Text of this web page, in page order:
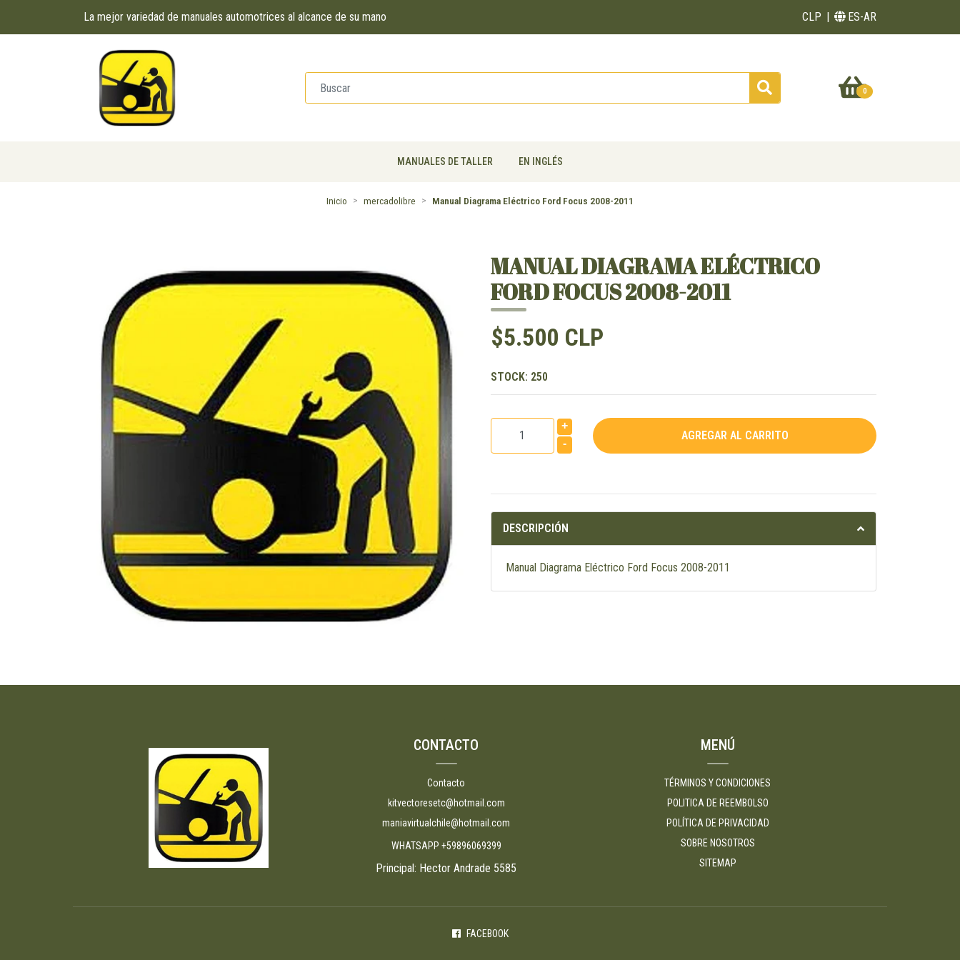
La mejor variedad de manuales automotrices al alcance de su mano CLP ES-AR
0
MANUALES DE TALLER EN INGLÉS
Inicio mercadolibre Manual Diagrama Eléctrico Ford Focus 2008-2011
MANUAL DIAGRAMA ELÉCTRICO
FORD FOCUS 2008-2011
$5.500 CLP
STOCK: 250
+
-
DESCRIPCIÓN
Manual Diagrama Eléctrico Ford Focus 2008-2011
CONTACTO
Contacto
kitvectoresetc@hotmail.com
maniavirtualchile@hotmail.com
WHATSAPP +59896069399
Principal: Hector Andrade 5585
MENÚ
TÉRMINOS Y CONDICIONES
POLITICA DE REEMBOLSO
POLÍTICA DE PRIVACIDAD
SOBRE NOSOTROS
SITEMAP
FACEBOOK